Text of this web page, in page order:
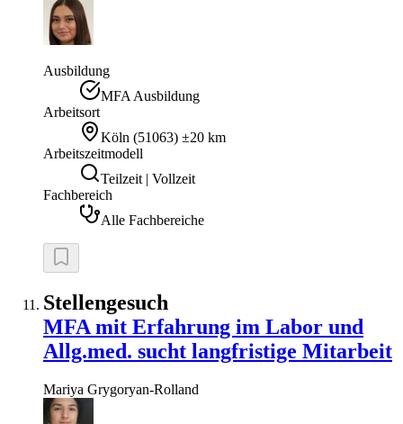
Ausbildung
MFA Ausbildung
Arbeitsort
Köln (51063) ±20 km
Arbeitszeitmodell
Teilzeit | Vollzeit
Fachbereich
Alle Fachbereiche
Stellengesuch
MFA mit Erfahrung im Labor und
Allg.med. sucht langfristige Mitarbeit
Mariya Grygoryan-Rolland